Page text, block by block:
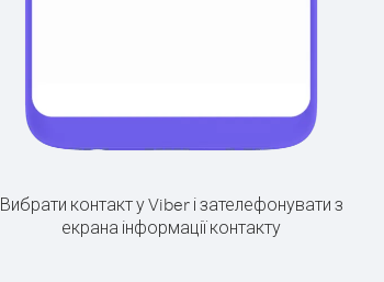
Вибрати контакт у Viber і зателефонувати з
екрана інформації контакту